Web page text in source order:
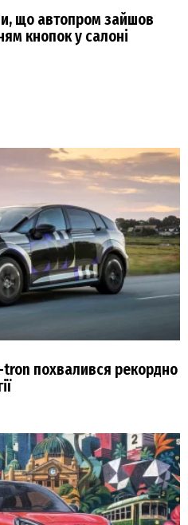
що автопром зайшов
кнопок у салоні
tron похвалився рекордно